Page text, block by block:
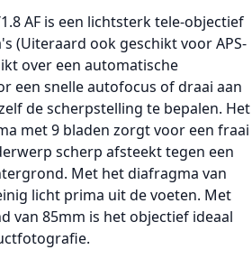
AF is een lichtsterk tele-objectief
(Uiteraard ook geschikt voor APS-
over een automatische
een snelle autofocus of draai aan
de scherpstelling te bepalen. Het
met 9 bladen zorgt voor een fraai
scherp afsteekt tegen een
Met het diafragma van
licht prima uit de voeten. Met
van 85mm is het objectief ideaal